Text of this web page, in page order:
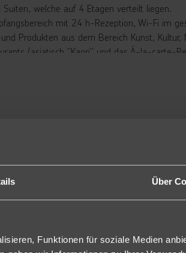
Über
Funktionen für soziale Medien
welche auf 4 Etagen verteilt liegen.
mit 24 h-Rezeption, Wi-Fi im
Produkten aus dem Bereich Kunst,
(asiatisch "Kaori" und das Á-la-carte-
kostenfrei zur Verfügung.
Zugang zu 3 Sandstränden, u.a. den
komfortabel eingerichtet (ca. 33-35 m²)
Safe (gratis), einem Badezimmer
Preis auch als Typ A buchbar. (AMU/